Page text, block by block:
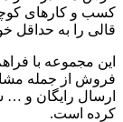
کسب و کارهای
قالی را به حداقل
این مجموعه با
فروش از جمله
ارسال رایگان و …
کرده است.